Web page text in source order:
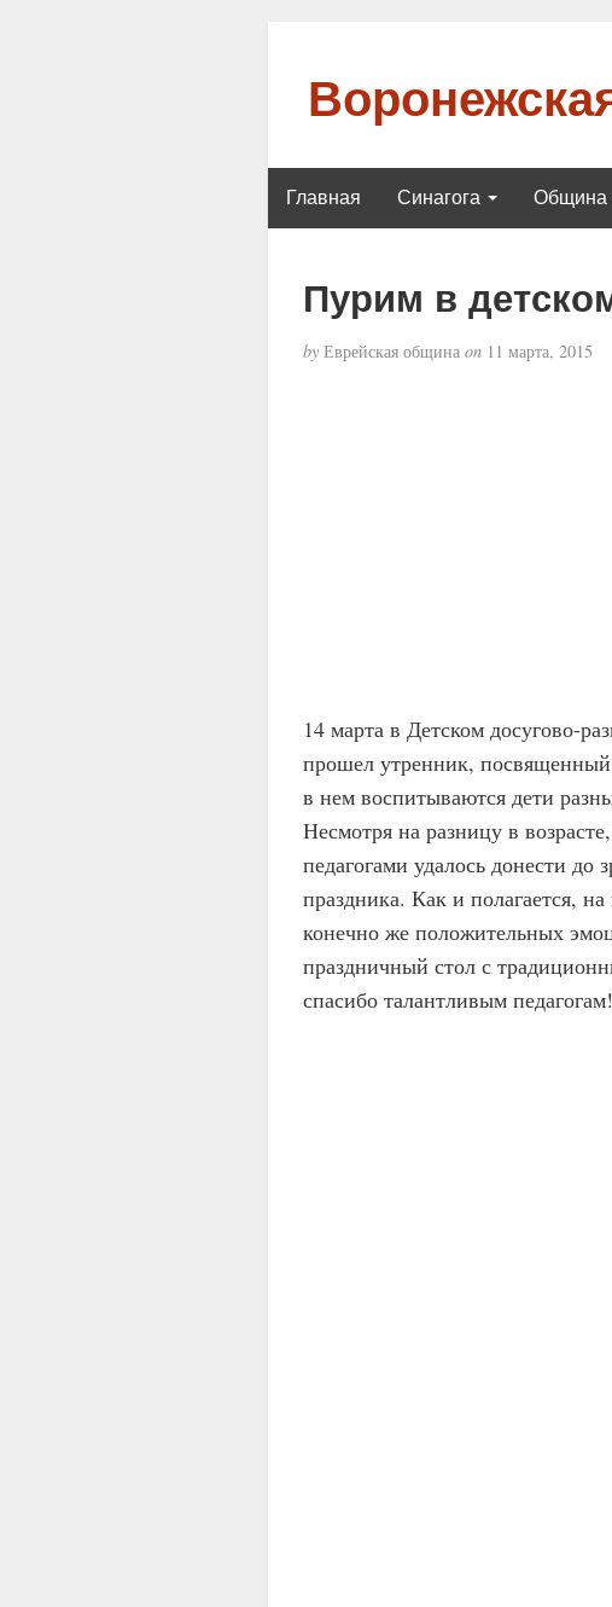
Главная Синагога Община
Пурим в
byЕврейская община on11 марта, 2015
14 марта в Детском досугово-
прошел утренник,
в нем воспитываются дети
Несмотря на разницу в
педагогами удалось донести до
праздника. Как и полагается,
конечно же положительных
праздничный стол с
спасибо талантливым педагогам!